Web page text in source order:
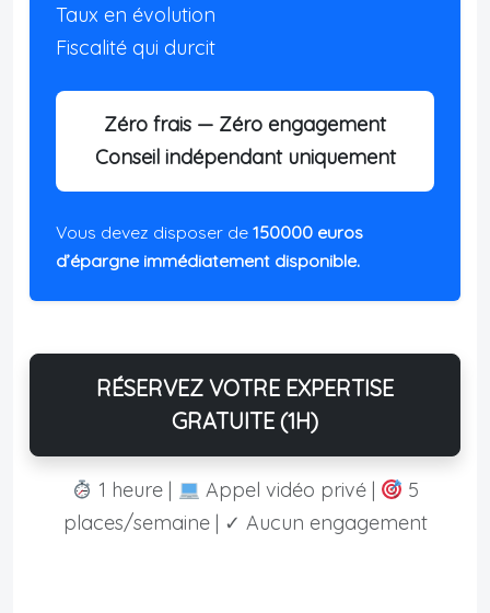
Taux en évolution
Fiscalité qui durcit
Zéro frais — Zéro engagement
Conseil indépendant uniquement
Vous devez disposer de 150000 euros
d’épargne immédiatement disponible.
RÉSERVEZ VOTRE EXPERTISE
GRATUITE (1H)
1 heure | Appel vidéo privé |
5
places/semaine | ✓ Aucun engagement